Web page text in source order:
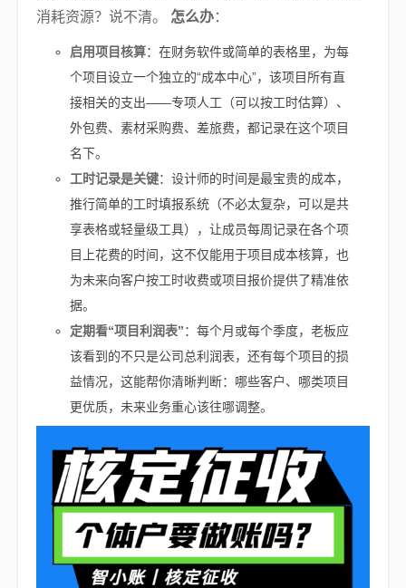
消耗资源？说不清。 怎么办：
启用项目核算：在财务软件或简单的表格里，为每
个项目设立一个独立的“成本中心”，该项目所有直
接相关的支出——专项人工（可以按工时估算）、
外包费、素材采购费、差旅费，都记录在这个项目
名下。
工时记录是关键：设计师的时间是最宝贵的成本，
推行简单的工时填报系统（不必太复杂，可以是共
享表格或轻量级工具），让成员每周记录在各个项
目上花费的时间，这不仅能用于项目成本核算，也
为未来向客户按工时收费或项目报价提供了精准依
据。
定期看“项目利润表”：每个月或每个季度，老板应
该看到的不只是公司总利润表，还有每个项目的损
益情况，这能帮你清晰判断：哪些客户、哪类项目
更优质，未来业务重心该往哪调整。